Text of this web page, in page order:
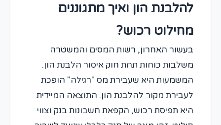
להלבנת הון ואיך מתגוננים
מחילוט רכוש?
בעשור האחרון, רשות המסים והמשטרה
משלבות כוחות תחת חוק איסור הלבנת הון.
המשמעות היא שעבירת מס "רגילה" הופכת
לעבירת מקור להלבנת הון. התוצאה המיידית
היא תפיסת רכוש, הקפאת חשבונות בנק וצווי